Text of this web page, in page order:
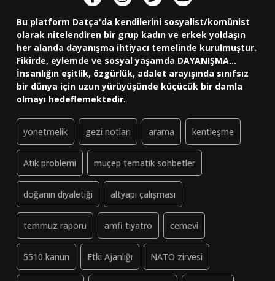
Bu platform Datça'da kendilerini sosyalist/komünist
olarak nitelendiren bir grup kadın ve erkek yoldaşın
her alanda dayanışma ihtiyacı temelinde kurulmuştur.
Fikirde, eylemde ve sosyal yaşamda DAYANIŞMA...
İnsanlığın eşitlik, özgürlük, adalet arayışında sınıfsız
olmayı hedeflemektedir.
gezi notları kentleşme
muçep tematik sohbetler
doğanın diyaletiği altyapı çalışması
temmuz raporu amfi tiyatro